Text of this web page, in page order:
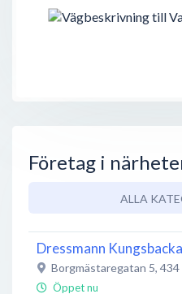
Företag i
ALLA
Dressmann Kungsbacka
Borgmästaregatan 5, 434
Öppet nu